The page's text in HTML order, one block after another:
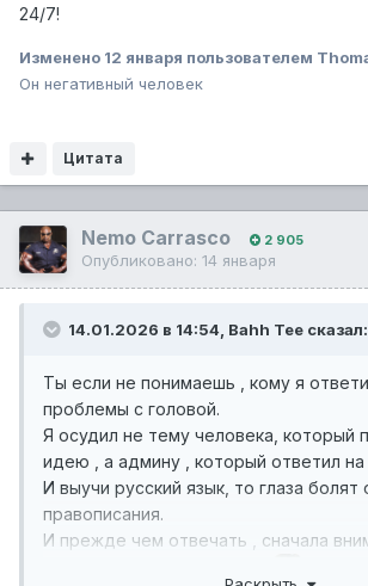
24/7!
Изменено 12 января пользователем
Он негативный человек
Цитата
Nemo Carrasco 2 905
Опубликовано: 14 января
14.01.2026 в 14:54, Bahh Tee сказал:
Ты если не понимаешь , кому я
проблемы с головой.
Я осудил не тему человека, который
идею , а админу , который ответил на
И выучи русский язык, то глаза болят
правописания.
И прежде чем отвечать , сначала